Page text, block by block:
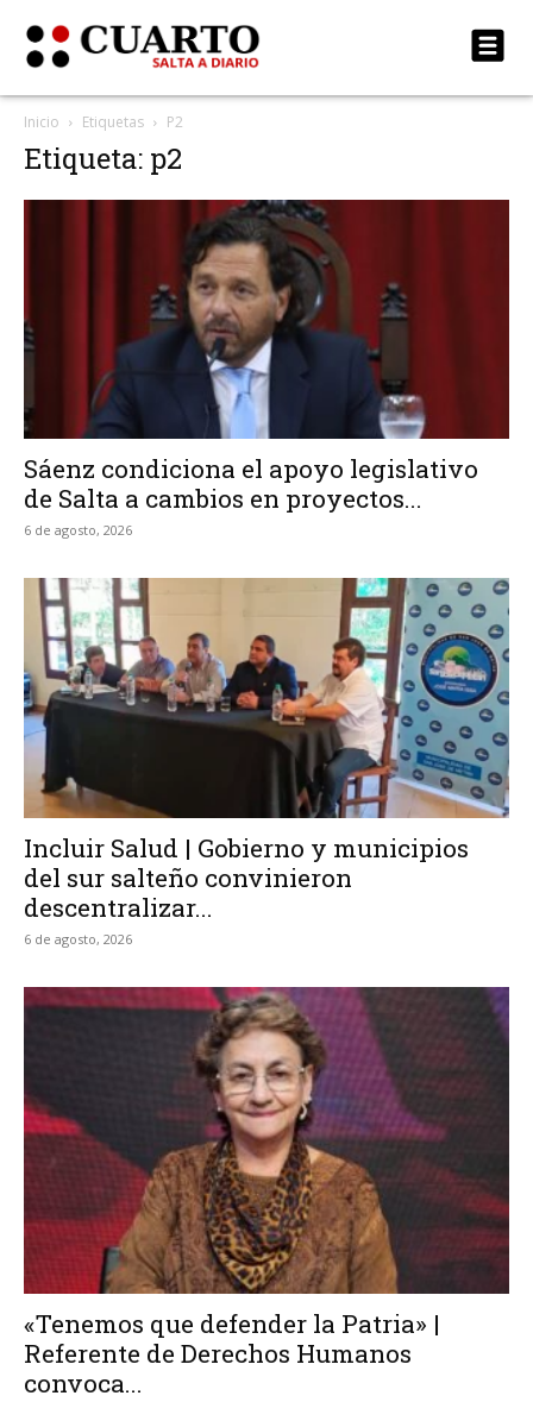
Inicio Etiquetas P2
Etiqueta: p2
Sáenz condiciona el apoyo legislativo
de Salta a cambios en proyectos...
6 de agosto, 2026
Incluir Salud | Gobierno y municipios
del sur salteño convinieron
descentralizar...
6 de agosto, 2026
«Tenemos que defender la Patria» |
Referente de Derechos Humanos
convoca...